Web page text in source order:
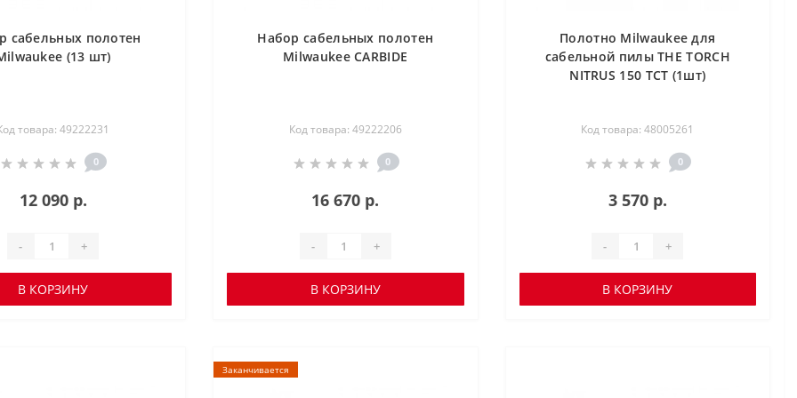
сабельных полотен
(13 шт)
товара: 49222231
0
12 090 р.
- +
В КОРЗИНУ
Набор сабельных полотен
Milwaukee CARBIDE
Код товара: 49222206
0
16 670 р.
- +
В КОРЗИНУ
Полотно Milwaukee для
сабельной пилы THE TORCH
NITRUS 150 TCT (1шт)
Код товара: 48005261
0
3 570 р.
- +
В КОРЗИНУ
Заканчивается